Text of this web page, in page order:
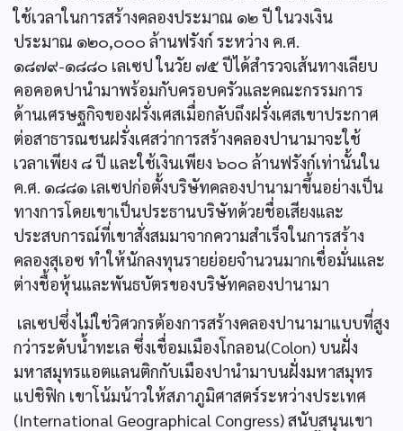
ใช้เวลาในการสร้างคลองประมาณ ๑๒ ปี ในวงเงิน
ประมาณ ๑๒๐,๐๐๐ ล้านฟรังก์ ระหว่าง ค.ศ.
๑๘๗๙-๑๘๘๐ เลเซป ในวัย ๗๕ ปีได้สำรวจเส้นทางเลียบ
คอคอดปานำมาพร้อมกับครอบครัวและคณะกรรมการ
ด้านเศรษฐกิจของฝรั่งเศสเมื่อกลับถึงฝรั่งเศสเขาประกาศ
ต่อสาธารณชนฝรั่งเศสว่าการสร้างคลองปานามาจะใช้
เวลาเพียง ๘ ปี และใช้เงินเพียง ๖๐๐ ล้านฟรังก์เท่านั้นใน
ค.ศ. ๑๘๘๑ เลเซปก่อตั้งบริษัทคลองปานามาขึ้นอย่างเป็น
ทางการโดยเขาเป็นประธานบริษัทด้วยชื่อเสียงและ
ประสบการณ์ที่เขาสั่งสมมาจากความสำเร็จในการสร้าง
คลองสุเอซ ทำให้นักลงทุนรายย่อยจำนวนมากเชื่อมั่นและ
ต่างชื้อหุ้นและพันธบัตรของบริษัทคลองปานามา
เลเซปซึ่งไม่ใช่วิศวกรต้องการสร้างคลองปานามาแบบที่สูง
กว่าระดับนํ้าทะเล ซึ่งเชื่อมเมืองโกลอน(Colon) บนฝั่ง
มหาสมุทรแอตแลนติกกับเมืองปานำมาบนฝั่งมหาสมุทร
แปชิฟิก เขาโน้มน้าวให้สภาภูมิศาสตร์ระหว่างประเทศ
(International Geographical Congress) สนับสนุนเขา